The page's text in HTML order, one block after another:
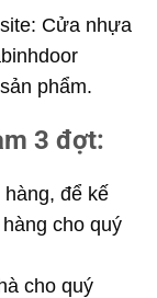
Cửa nhựa
phẩm.
3 đợt:
để kế
cho quý
cho quý